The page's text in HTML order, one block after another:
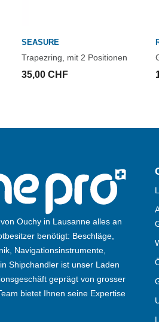
SEASURE
Trapezring, mit 2 Positionen
35,00 CHF
Ouchy in Lausanne alles an
benötigt: Beschläge,
Navigationsinstrumente,
Shipchandler ist unser Laden
geprägt von grosser
bietet Ihnen seine Expertise